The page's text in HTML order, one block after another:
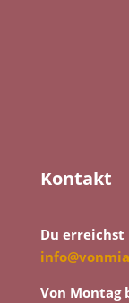
Kontakt
Du
Von Montag